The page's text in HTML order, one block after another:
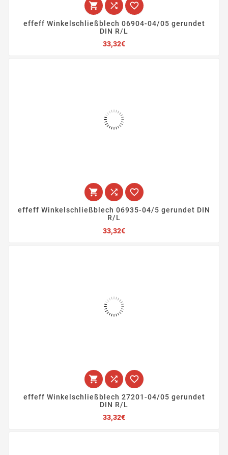
  
effeff Winkelschließblech 06904-04/05 gerundet
DIN R/L
33,32€Preis
  
effeff Winkelschließblech 06935-04/5 gerundet DIN
R/L
33,32€Preis
  
effeff Winkelschließblech 27201-04/05 gerundet
DIN R/L
33,32€Preis